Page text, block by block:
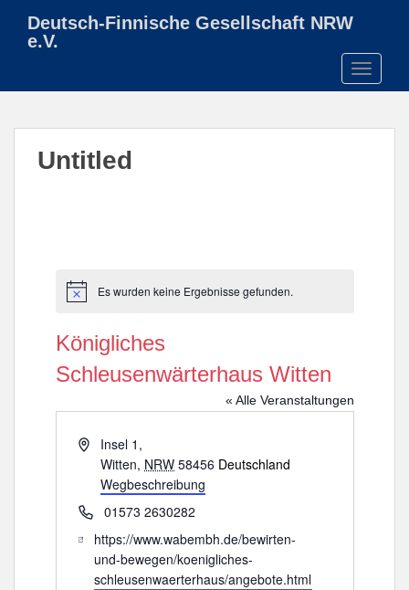
t
Deutsch-Finnische Gesellschaft NRW
e.V.
Untitled
H
w
e
i
s
Es wurden keine Ergebnisse gefunden.
Königliches
Schleusenwärterhaus Witten
« Alle Veranstaltungen
A
e
s
Insel 1,
Witten, NRW 58456 Deutschland
Wegbeschreibung
T
01573 2630282
W
https://www.wabembh.de/bewirten-
und-bewegen/koenigliches-
schleusenwaerterhaus/angebote.html